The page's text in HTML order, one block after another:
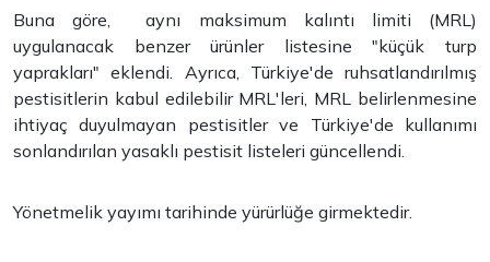
Buna göre, aynı maksimum kalıntı limiti (MRL)
uygulanacak benzer ürünler listesine "küçük turp
yaprakları" eklendi. Ayrıca, Türkiye'de ruhsatlandırılmış
pestisitlerin kabul edilebilir MRL'leri, MRL belirlenmesine
ihtiyaç duyulmayan pestisitler ve Türkiye'de kullanımı
sonlandırılan yasaklı pestisit listeleri güncellendi.
Yönetmelik yayımı tarihinde yürürlüğe girmektedir.